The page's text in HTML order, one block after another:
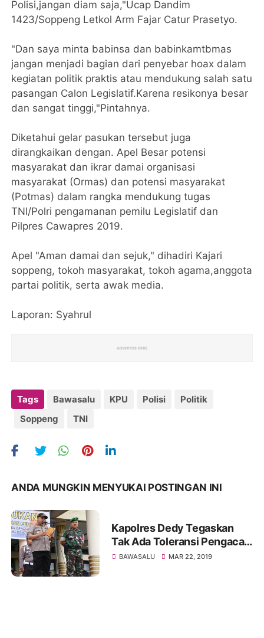
Polisi,jangan diam saja,"Ucap Dandim
1423/Soppeng Letkol Arm Fajar Catur Prasetyo.
"Dan saya minta babinsa dan babinkamtbmas
jangan menjadi bagian dari penyebar hoax dalam
kegiatan politik praktis atau mendukung salah satu
pasangan Calon Legislatif.Karena resikonya besar
dan sangat tinggi,"Pintahnya.
Diketahui gelar pasukan tersebut juga
dirangkaikan dengan. Apel Besar potensi
masyarakat dan ikrar damai organisasi
masyarakat (Ormas) dan potensi masyarakat
(Potmas) dalam rangka mendukung tugas
TNI/Polri pengamanan pemilu Legislatif dan
Pilpres Cawapres 2019.
Apel "Aman damai dan sejuk," dihadiri Kajari
soppeng, tokoh masyarakat, tokoh agama,anggota
partai politik, serta awak media.
Laporan: Syahrul
Tags Bawasalu KPU Polisi
Politik
Soppeng
TNI
ANDA MUNGKIN MENYUKAI POSTINGAN INI
Kapolres Dedy Tegaskan
Tak Ada Toleransi Pengacau
Pesta Demokrasi
BAWASALU MAR 22, 2019